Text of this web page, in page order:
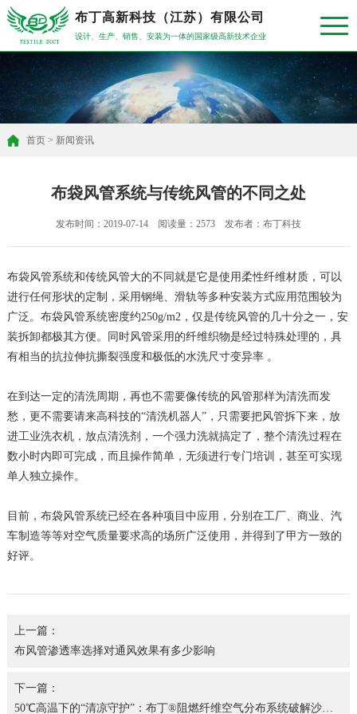
布丁高新科技（江苏）有限公司
设计、生产、销售、安装为一体的国家级高新技术企业
首页> 新闻资讯
布袋风管系统与传统风管的不同之处
发布时间：2019-07-14 阅读量：2573 发布者：布丁科技
布袋风管系统和传统风管大的不同就是它是使用柔性纤维材质，可以
进行任何形状的定制，采用钢绳、滑轨等多种安装方式应用范围较为
广泛。布袋风管系统密度约250g/m2，仅是传统风管的几十分之一，安
装拆卸都极其方便。同时风管采用的纤维织物是经过特殊处理的，具
有相当的抗拉伸抗撕裂强度和极低的水洗尺寸变异率 。
在到达一定的清洗周期，再也不需要像传统的风管那样为清洗而发
愁，更不需要请来高科技的“清洗机器人”，只需要把风管拆下来，放
进工业洗衣机，放点清洗剂，一个强力洗就搞定了，整个清洗过程在
数小时内即可完成，而且操作简单，无须进行专门培训，甚至可实现
单人独立操作。
目前，布袋风管系统已经在各种项目中应用，分别在工厂、商业、汽
车制造等等对空气质量要求高的场所广泛使用，并得到了甲方一致的
好评。
上一篇：
布风管渗透率选择对通风效果有多少影响
下一篇：
50℃高温下的“清凉守护”：布丁®阻燃纤维空气分布系统破解沙特